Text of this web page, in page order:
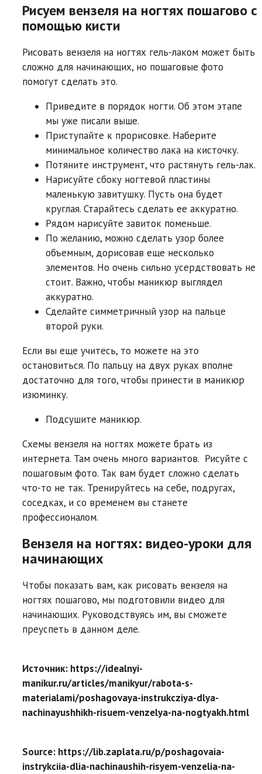
Рисуем вензеля на ногтях пошагово с
помощью кисти
Рисовать вензеля на ногтях гель-лаком может быть
сложно для начинающих, но пошаговые фото
помогут сделать это.
Приведите в порядок ногти. Об этом этапе
мы уже писали выше.
Приступайте к прорисовке. Наберите
минимальное количество лака на кисточку.
Потяните инструмент, что растянуть гель-лак.
Нарисуйте сбоку ногтевой пластины
маленькую завитушку. Пусть она будет
круглая. Старайтесь сделать ее аккуратно.
Рядом нарисуйте завиток поменьше.
По желанию, можно сделать узор более
объемным, дорисовав еще несколько
элементов. Но очень сильно усердствовать не
стоит. Важно, чтобы маникюр выглядел
аккуратно.
Сделайте симметричный узор на пальце
второй руки.
Если вы еще учитесь, то можете на это
остановиться. По пальцу на двух руках вполне
достаточно для того, чтобы принести в маникюр
изюминку.
Подсушите маникюр.
Схемы вензеля на ногтях можете брать из
интернета. Там очень много вариантов. Рисуйте с
пошаговым фото. Так вам будет сложно сделать
что-то не так. Тренируйтесь на себе, подругах,
соседках, и со временем вы станете
профессионалом.
Вензеля на ногтях: видео-уроки для
начинающих
Чтобы показать вам, как рисовать вензеля на
ногтях пошагово, мы подготовили видео для
начинающих. Руководствуясь им, вы сможете
преуспеть в данном деле.
Источник: https://idealnyi-
manikur.ru/articles/manikyur/rabota-s-
materialami/poshagovaya-instrukcziya-dlya-
nachinayushhikh-risuem-venzelya-na-nogtyakh.html
Source: https://lib.zaplata.ru/p/poshagovaia-
instrykciia-dlia-nachinaushih-risyem-venzelia-na-